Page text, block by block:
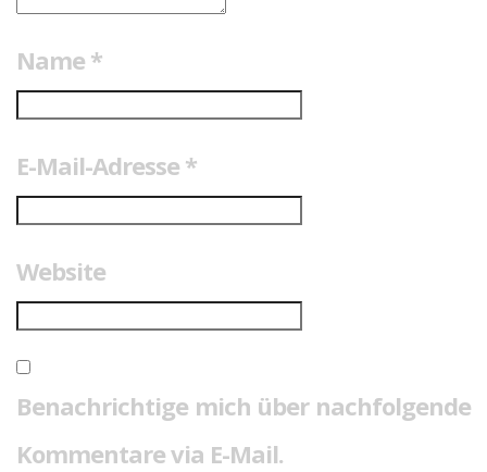
Name *
E-Mail-Adresse *
Website
Benachrichtige mich über nachfolgende
Kommentare via E-Mail.